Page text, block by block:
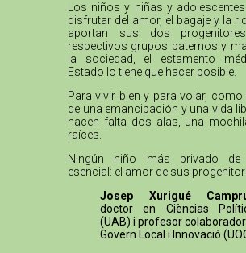
Los niños y niñas y
disfrutar del amor, el bagaje y la
aportan sus dos
respectivos grupos paternos y
la sociedad, el estamento
Estado lo tiene que hacer posible.
Para vivir bien y para volar,
de una emancipación y una vida
hacen falta dos alas, una
raíces.
Ningún niño más privado
esencial: el amor de sus
Josep Xurigué
doctor en Cièncias
(UAB) i profesor
Govern Local i Innovació